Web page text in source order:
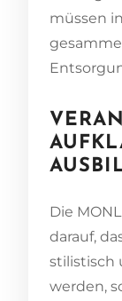
müssen in
Die
darauf,
stilistisch
werden,